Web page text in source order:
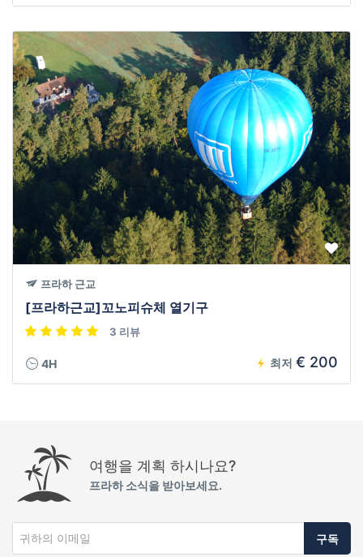
프라하 근교
[프라하근교]꼬노피슈체 열기구
3 리뷰
4H 최저 € 200
여행을 계획 하시나요?
프라하 소식을 받아보세요.
구독